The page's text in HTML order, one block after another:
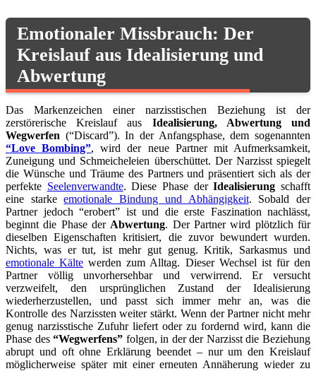
Emotionaler Missbrauch: Der
Kreislauf aus Idealisierung und
Abwertung
Das Markenzeichen einer narzisstischen Beziehung ist der
zerstörerische Kreislauf aus Idealisierung, Abwertung und
Wegwerfen (“Discard”). In der Anfangsphase, dem sogenannten
“Love Bombing”, wird der neue Partner mit Aufmerksamkeit,
Zuneigung und Schmeicheleien überschüttet. Der Narzisst spiegelt
die Wünsche und Träume des Partners und präsentiert sich als der
perfekte Seelenverwandte. Diese Phase derIdealisierung schafft
eine starkeemotionale Bindung und Abhängigkeit. Sobald der
Partner jedoch “erobert” ist und die erste Faszination nachlässt,
beginnt die Phase der Abwertung. Der Partner wird plötzlich für
dieselben Eigenschaften kritisiert, die zuvor bewundert wurden.
Nichts, was er tut, ist mehr gut genug. Kritik, Sarkasmus und
emotionale Kälte werden zum Alltag. Dieser Wechsel ist für den
Partner völlig unvorhersehbar und verwirrend. Er versucht
verzweifelt, den ursprünglichen Zustand der Idealisierung
wiederherzustellen, und passt sich immer mehr an, was die
Kontrolle des Narzissten weiter stärkt. Wenn der Partner nicht mehr
genug narzisstische Zufuhr liefert oder zu fordernd wird, kann die
Phase des“Wegwerfens” folgen, in der der Narzisst die Beziehung
abrupt und oft ohne Erklärung beendet – nur um den Kreislauf
möglicherweise später mit einer erneuten Annäherung wieder zu